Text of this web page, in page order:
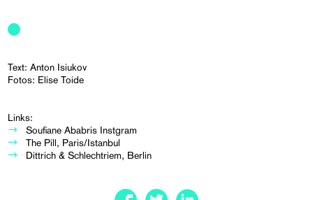
Text: Anton Isiukov
Fotos: Elise Toide
Links:
Soufiane Ababris Instgram
The Pill, Paris/Istanbul
Dittrich & Schlechtriem, Berlin